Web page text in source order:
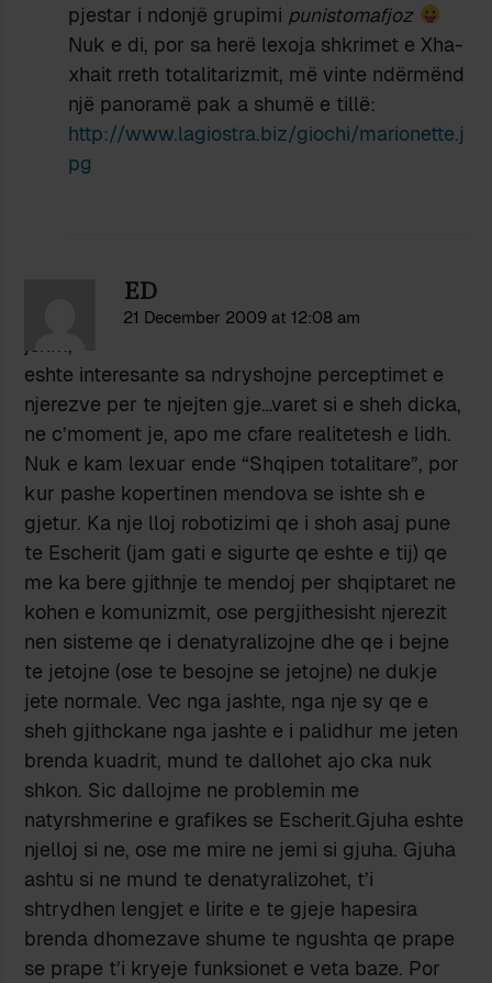
pjestar i ndonjë grupimi punistomafjoz
Nuk e di, por sa herë lexoja shkrimet e Xha-
xhait rreth totalitarizmit, më vinte ndërmënd
një panoramë pak a shumë e tillë:
http://www.lagiostra.biz/giochi/marionette.j
pg
ED
21 December 2009 at 12:08 am
eshte interesante sa ndryshojne perceptimet e
njerezve per te njejten gje…varet si e sheh dicka,
ne c’moment je, apo me cfare realitetesh e lidh.
Nuk e kam lexuar ende “Shqipen totalitare”, por
kur pashe kopertinen mendova se ishte sh e
gjetur. Ka nje lloj robotizimi qe i shoh asaj pune
te Escherit (jam gati e sigurte qe eshte e tij) qe
me ka bere gjithnje te mendoj per shqiptaret ne
kohen e komunizmit, ose pergjithesisht njerezit
nen sisteme qe i denatyralizojne dhe qe i bejne
te jetojne (ose te besojne se jetojne) ne dukje
jete normale. Vec nga jashte, nga nje sy qe e
sheh gjithckane nga jashte e i palidhur me jeten
brenda kuadrit, mund te dallohet ajo cka nuk
shkon. Sic dallojme ne problemin me
natyrshmerine e grafikes se Escherit.Gjuha eshte
njelloj si ne, ose me mire ne jemi si gjuha. Gjuha
ashtu si ne mund te denatyralizohet, t’i
shtrydhen lengjet e lirite e te gjeje hapesira
brenda dhomezave shume te ngushta qe prape
se prape t’i kryeje funksionet e veta baze. Por